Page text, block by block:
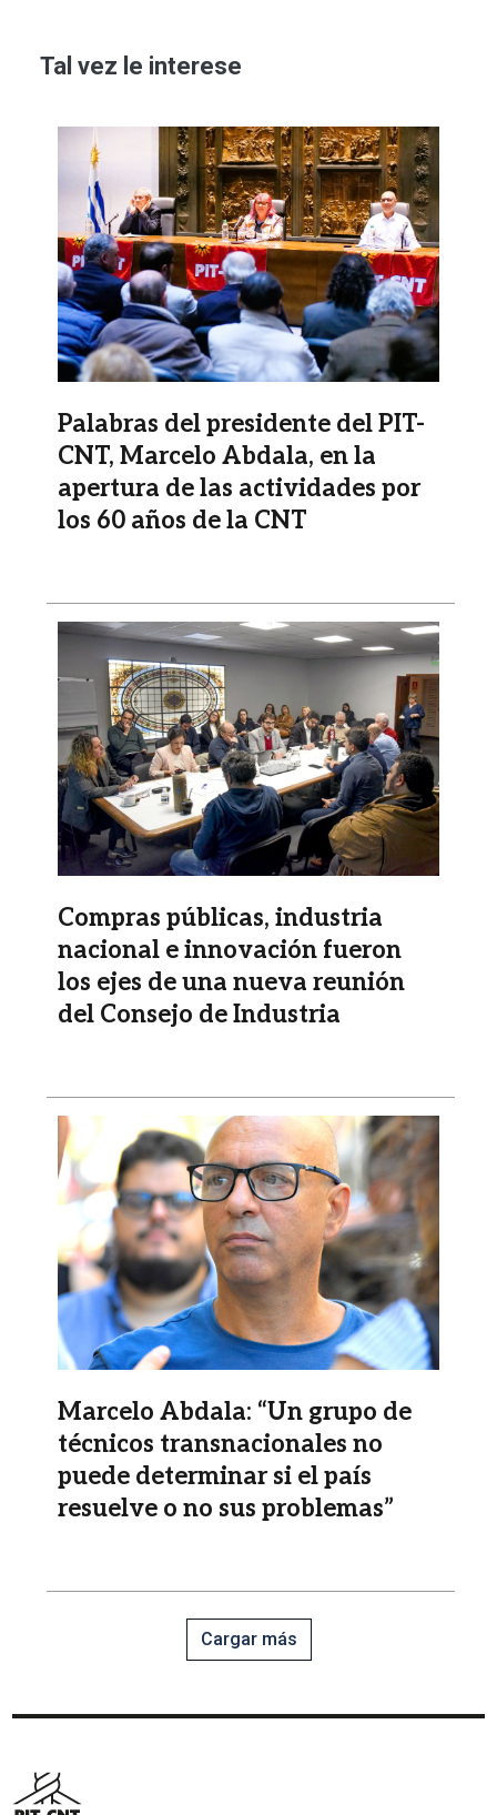
Tal vez le interese
Imagen
Palabras del presidente del PIT-
CNT, Marcelo Abdala, en la
apertura de las actividades por
los 60 años de la CNT
Imagen
Compras públicas, industria
nacional e innovación fueron
los ejes de una nueva reunión
del Consejo de Industria
Imagen
Marcelo Abdala: “Un grupo de
técnicos transnacionales no
puede determinar si el país
resuelve o no sus problemas”
Cargar más